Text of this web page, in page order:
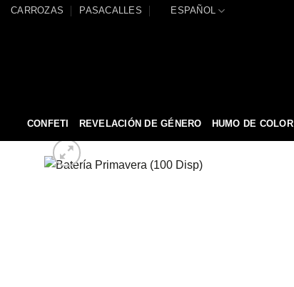
Saltar
CARROZAS PASACALLES ESPAÑOL
CONFETI REVELACIÓN DE GÉNERO HUMO DE COLOR